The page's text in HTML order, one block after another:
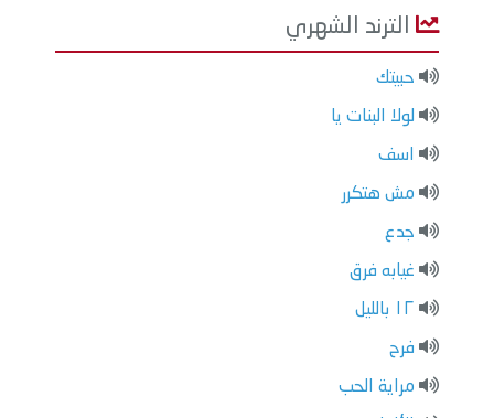
الترند الشهري
حبيتك
لولا البنات يا
اسف
مش هتكرر
جدع
غيابه فرق
١٢ بالليل
فرح
مراية الحب